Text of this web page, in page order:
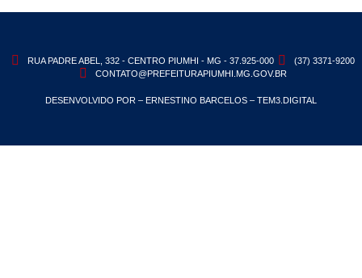
RUA PADRE ABEL, 332 - CENTRO PIUMHI - MG - 37.925-000
(37) 3371-9200
CONTATO@PREFEITURAPIUMHI.MG.GOV.BR
DESENVOLVIDO POR – ERNESTINO BARCELOS – TEM3.DIGITAL